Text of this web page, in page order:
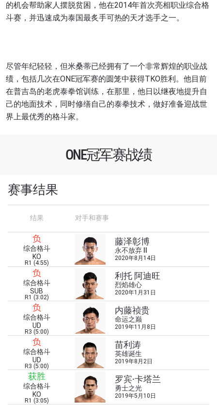
的机会帮助家人摆脱贫困，他在2014年首次亮相职业综合格
斗赛，并迅速成为泰国最炙手可热的天才选手之一。
尽管年纪轻轻，但米桑蒂已经拥有了一个非常辉煌的职业战
绩，包括几次在ONE冠军赛的圆笼中获得TKO胜利。他目前
在普吉岛的老虎泰拳馆训练，在那里，他日以继夜地提升自
己的地面技术，同时修缮自己的泰拳技术，做好准备迎战世
界上最优秀的格斗家。
ONE冠军赛战绩
赛事结果
结果 对手和赛事
负
综合格斗
KO
R1 (4:55)
藤泽彰博
永不放弃 II
2020年8月14日
负
综合格斗
SUB
R1 (3:02)
利托 阿迪旺
烈焰雄心
2020年1月31日
负
综合格斗
UD
R3 (5:00)
内藤祯贵
命运之巅
2019年11月8日
负
综合格斗
UD
R3 (5:00)
苗利涛
英雄诞生
2019年8月2日
获胜
综合格斗
KO
R1 (3:05)
罗宾·卡塔兰
勇士之光
2019年5月10日
对手
查看集锦
浏览了解更多
在任何地域观看ONE冠军赛，现在注册获得权限了
解最新资讯、解锁特别福利以及优先机遇获得直播
场次的最佳座位！
邮箱
名字
订阅
提交此表格签署弹出免责声明，即表示您同意我们
的隐私政策，我们将收集、使用和披露您的信息。
您可以随时取消订阅这些信息。